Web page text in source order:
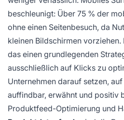
beschleunigt: Über 75 % der
ohne einen Seitenbesuch, da
kleinen Bildschirmen vorziehen.
das einen grundlegenden
ausschließlich auf Klicks zu
Unternehmen darauf setzen,
auffindbar, erwähnt und positiv
Produktfeed-Optimierung und